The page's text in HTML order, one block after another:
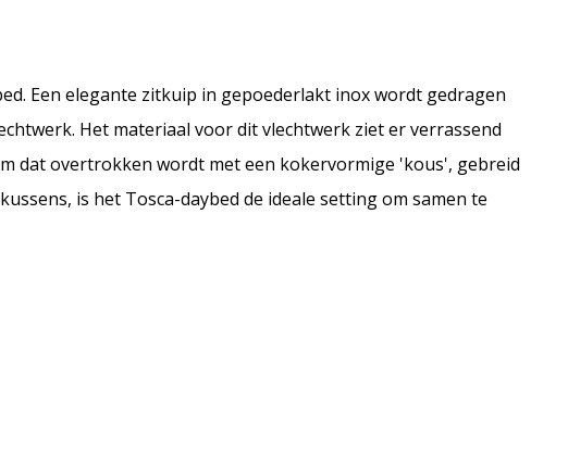
Een elegante zitkuip in gepoederlakt inox wordt gedragen
Het materiaal voor dit vlechtwerk ziet er verrassend
dat overtrokken wordt met een kokervormige 'kous', gebreid
is het Tosca-daybed de ideale setting om samen te